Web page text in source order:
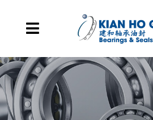
Toggle Navigation
主页
集团据点